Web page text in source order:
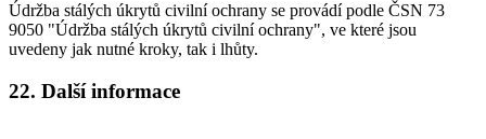
Údržba stálých úkrytů civilní ochrany se provádí podle ČSN 73
9050 "Údržba stálých úkrytů civilní ochrany", ve které jsou
uvedeny jak nutné kroky, tak i lhůty.
22. Další informace